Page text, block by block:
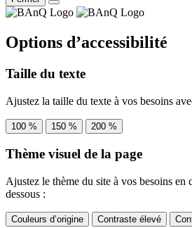
Options d’accessibilité
Taille du texte
Ajustez la taille du texte à vos besoins
100 % 150 % 200 %
Thème visuel de la page
Ajustez le thème du site à vos besoins en
dessous :
Couleurs d’origine Contraste élevé